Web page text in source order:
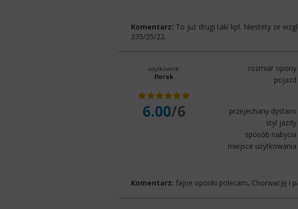
Komentarz: To już drugi taki kpl. Niestety ze
335/25/22.
użytkownik:
florek
6.00/6
rozmiar opony
pojazd
przejechany dystans
styl jazdy
sposób nabycia
miejsce użytkowania
Komentarz: fajne oponki polecam, Chorwację i